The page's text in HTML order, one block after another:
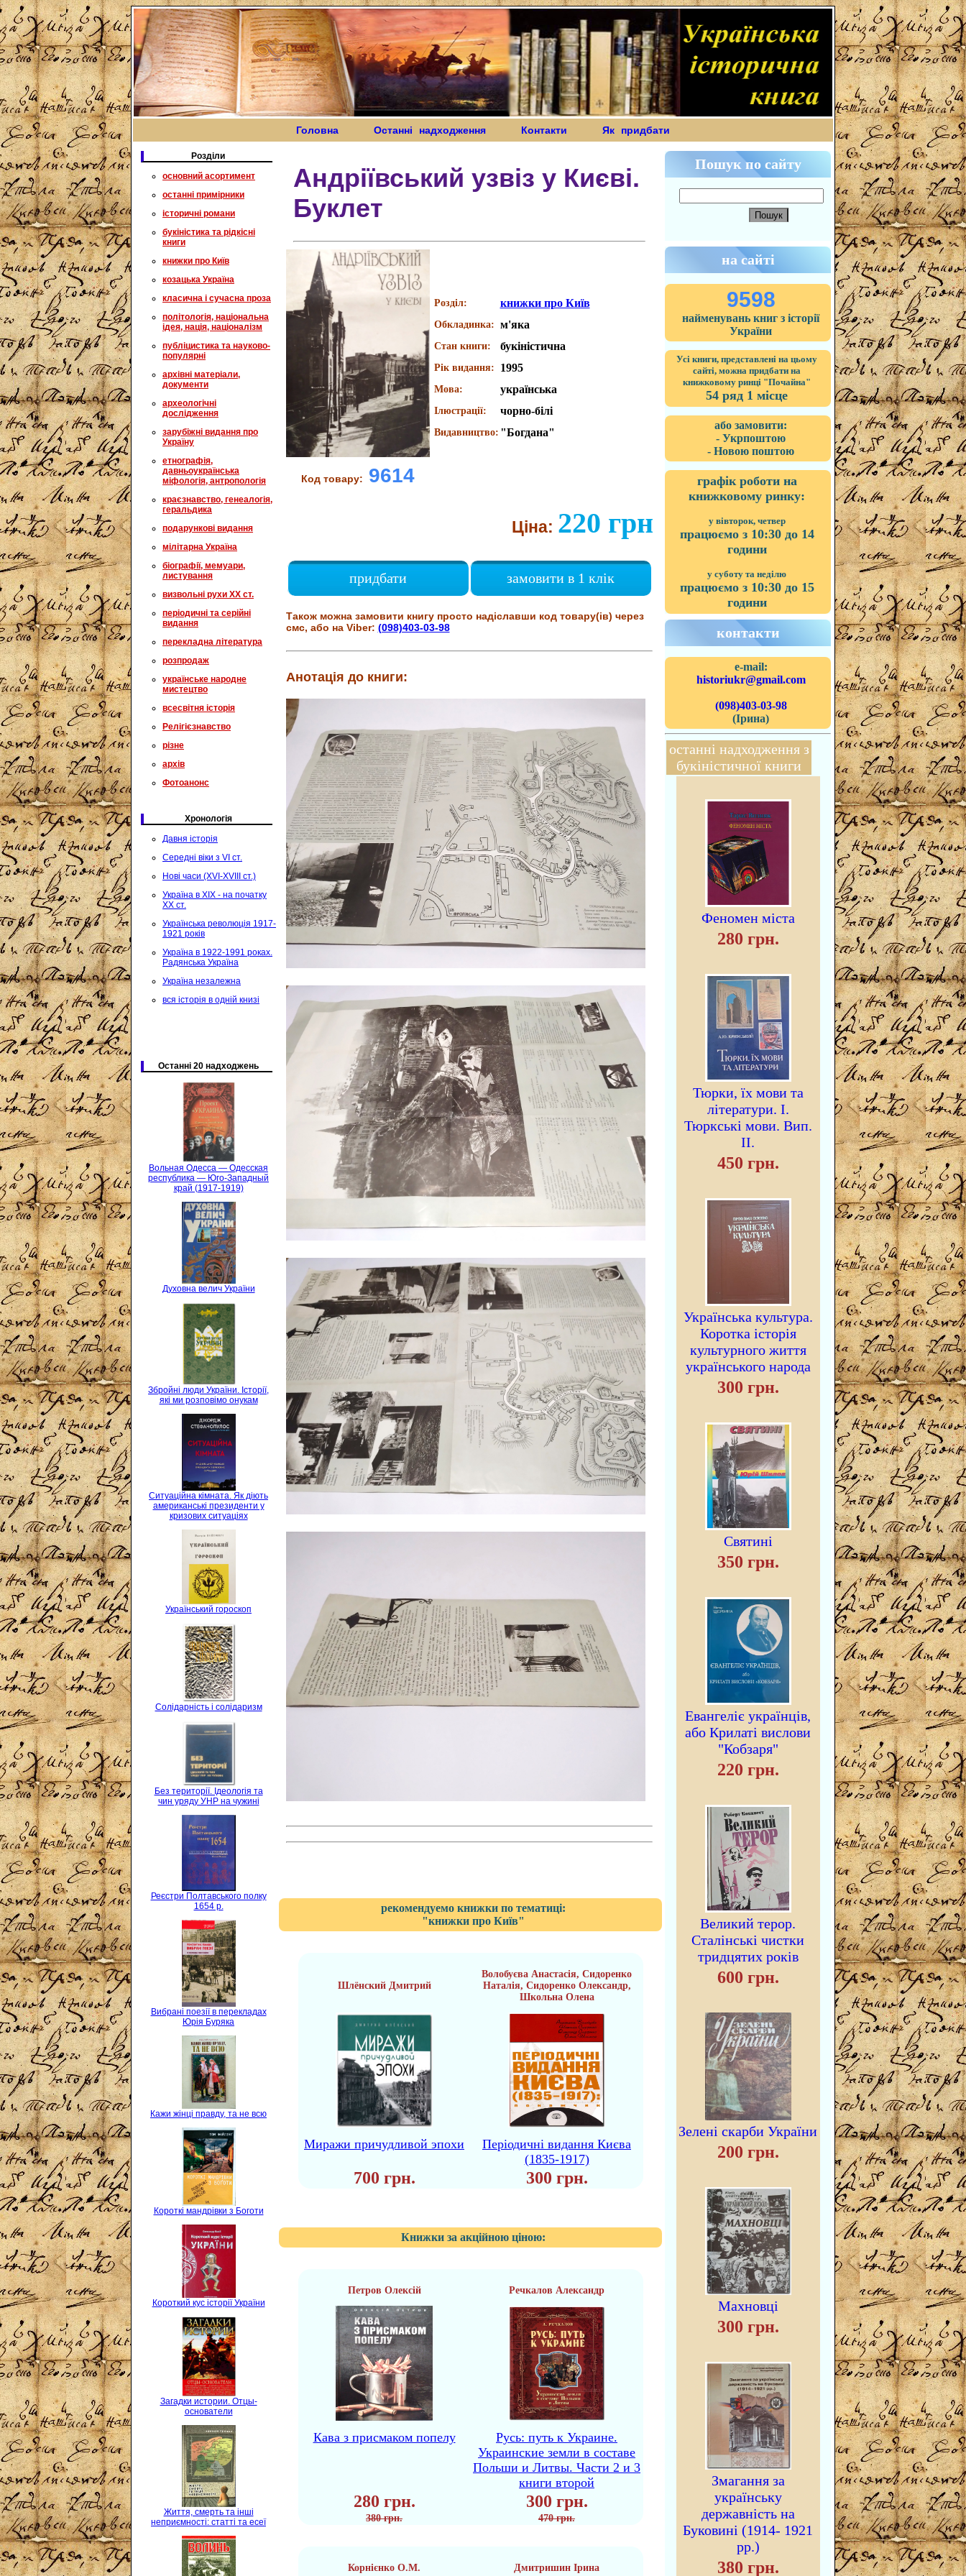
Головна Останні надходження Контакти Як придбати
Розділи
основний асортимент
останні примірники
історичні романи
букіністика та рідкісні
книги
книжки про Київ
козацька Україна
класична і сучасна проза
політологія, національна
ідея, нація, націоналізм
публіцистика та науково-
популярні
архівні матеріали,
документи
археологічні
дослідження
зарубіжні видання про
Україну
етнографія,
давньоукраїнська
міфологія, антропологія
краєзнавство, генеалогія,
геральдика
подарункові видання
мілітарна Україна
біографії, мемуари,
листування
визвольні рухи XX ст.
періодичні та серійні
видання
перекладна література
розпродаж
українське народне
мистецтво
всесвітня історія
Релігієзнавство
різне
архів
Фотоанонс
Хронологія
Давня історія
Середні віки з VI ст.
Нові часи (XVI-XVIII ст.)
Україна в XIX - на початку
XX ст.
Українська революція 1917-
1921 років
Україна в 1922-1991 роках.
Радянська Україна
Україна незалежна
вся історія в одній книзі
Останні 20 надходжень
Вольная Одесса — Одесская
республика — Юго-Западный
край (1917-1919)
Духовна велич України
Збройні люди України. Історії,
які ми розповімо онукам
Ситуаційна кімната. Як діють
американські президенти у
кризових ситуаціях
Український гороскоп
Солідарність і солідаризм
Без території. Ідеологія та
чин уряду УНР на чужині
Реєстри Полтавського полку
1654 р.
Вибрані поезії в перекладах
Юрія Буряка
Кажи жінці правду, та не всю
Короткі мандрівки з Боготи
Короткий кус історії України
Загадки истории. Отцы-
основатели
Життя, смерть та інші
неприємності: статті та есеї
Андріївський узвіз у Києві.
Буклет
Код товару: 9614
Розділ: книжки про Київ
Обкладинка: м'яка
Стан книги: букіністична
Рік видання: 1995
Мова: українська
Ілюстрації: чорно-білі
Видавництво: "Богдана"
Ціна: 220 грн
придбати замовити в 1 клік
Також можна замовити книгу просто надіславши код товару(ів) через
смс, або на Viber: (098)403-03-98
Анотація до книги:
рекомендуемо книжки по тематиці:
"книжки про Київ"
Шлёнский Дмитрий
Волобуєва Анастасія, Сидоренко
Наталія, Сидоренко Олександр,
Школьна Олена
Миражи причудливой эпохи
Періодичні видання Києва
(1835-1917)
700 грн. 300 грн.
Книжки за акційною ціною:
Петров Олексій Речкалов Александр
Кава з присмаком попелу
Русь: путь к Украине.
Украинские земли в составе
Польши и Литвы. Части 2 и 3
книги второй
280 грн. 300 грн.
380 грн. 470 грн.
Корнієнко О.М. Дмитришин Ірина
Пошук по сайту
на сайті
9598
найменувань книг з історії
України
Усі книги, представлені на цьому
сайті, можна придбати на
книжковому ринці "Почайна"
54 ряд 1 місце
або замовити:
- Укрпоштою
- Новою поштою
графік роботи на
книжковому ринку:
у вівторок, четвер
працюємо з 10:30 до 14
години
у суботу та неділю
працюємо з 10:30 до 15
години
контакти
e-mail:
historiukr@gmail.com
(098)403-03-98
(Ірина)
останні надходження з
букіністичної книги
Феномен міста
280 грн.
Тюрки, їх мови та
літератури. I.
Тюркські мови. Вип.
II.
450 грн.
Українська культура.
Коротка історія
культурного життя
українського народа
300 грн.
Святині
350 грн.
Евангеліє українців,
або Крилаті вислови
"Кобзаря"
220 грн.
Великий терор.
Сталінські чистки
тридцятих років
600 грн.
Зелені скарби України
200 грн.
Махновці
300 грн.
Змагання за
українську
державність на
Буковині (1914- 1921
рр.)
380 грн.